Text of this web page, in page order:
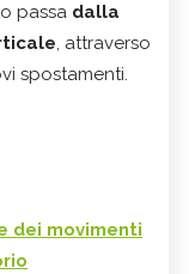
passa dalla
, attraverso
spostamenti.
dei movimenti